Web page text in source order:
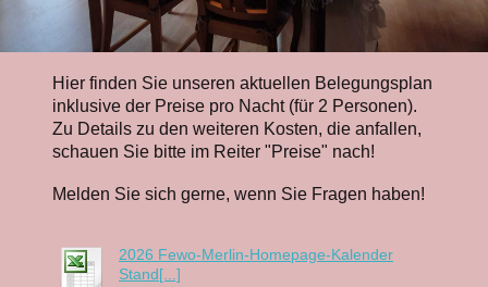
Hier finden Sie unseren aktuellen Belegungsplan
inklusive der Preise pro Nacht (für 2 Personen).
Zu Details zu den weiteren Kosten, die anfallen,
schauen Sie bitte im Reiter "Preise" nach!
Melden Sie sich gerne, wenn Sie Fragen haben!
2026 Fewo-Merlin-Homepage-Kalender
Stand[...]